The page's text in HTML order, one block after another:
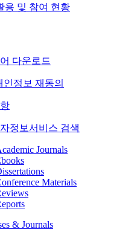
용 및 참여 현황
다운로드
인정보 재동의
정보서비스 검색
Journals
Materials
& Journals